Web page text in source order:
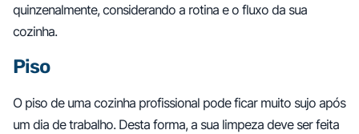
quinzenalmente, considerando a rotina e o fluxo da sua
cozinha.
Piso
O piso de uma cozinha profissional pode ficar muito sujo após
um dia de trabalho. Desta forma, a sua limpeza deve ser feita